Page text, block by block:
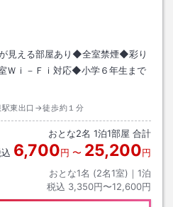
見える部屋あり◆全室禁煙◆彩り
Ｗｉ－Ｆｉ対応◆小学６年生まで
駅東出口→徒歩約１分
おとな2名 1泊1部屋 合計
6,700円 〜 25,200円
おとな1名 (2名1室)｜ 1泊
税込 3,350円〜12,600円